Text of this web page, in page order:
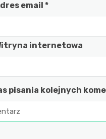
email *
internetowa
pisania kolejnych